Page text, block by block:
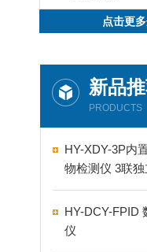
点击更
新品
PRODUCTS
HY-XDY-3P内
物检测仪 3联
HY-DCY-FPID
仪